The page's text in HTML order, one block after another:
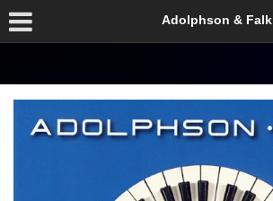
Adolphson & Falk